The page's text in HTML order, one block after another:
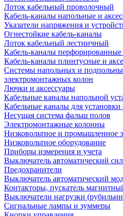
Лоток кабельный проволочный
Кабель-каналы напольные и
Указатели напряжения и
Огнестойкие кабель-каналы
Лоток кабельный лестничный
Кабель-каналы перфорированные
Кабель-каналы плинтусные и
Системы напольных и
электромонтажных колон
Лючки и аксессуары
Кабельные каналы напольной
Кабельные каналы для
Несущая система фальш полов
Электромонтажные колонны
Низковольтное и промышленное
Низковольтное оборудование
Приборы измерения и учета
Выключатель автоматический
Предохранители
Выключатель автоматический
Контакторы, пускатель
Выключатели нагрузки
Сигнальные лампы и зуммеры